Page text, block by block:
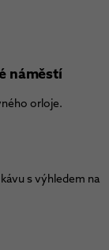
náměstí
orloje.
s výhledem na